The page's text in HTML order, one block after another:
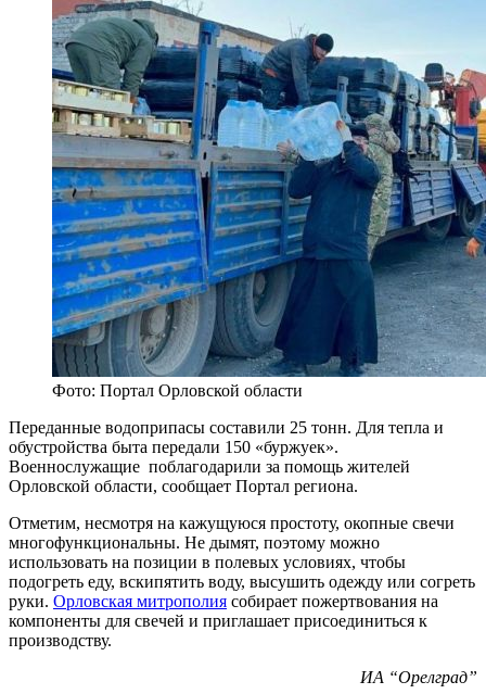
Фото: Портал Орловской области
Переданные водоприпасы составили 25 тонн. Для тепла и
обустройства быта передали 150 «буржуек».
Военнослужащие поблагодарили за помощь жителей
Орловской области, сообщает Портал региона.
Отметим, несмотря на кажущуюся простоту, окопные свечи
многофункциональны. Не дымят, поэтому можно
использовать на позиции в полевых условиях, чтобы
подогреть еду, вскипятить воду, высушить одежду или согреть
руки. Орловская митрополия собирает пожертвования на
компоненты для свечей и приглашает присоединиться к
производству.
ИА “Орелград”